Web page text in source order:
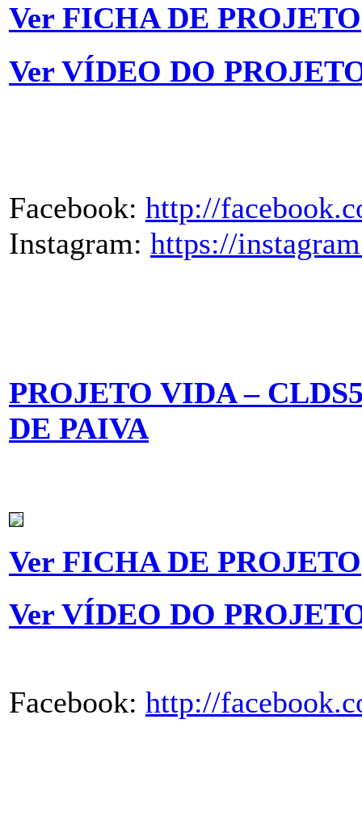
Ver FICHA DE PROJETO
Ver VÍDEO DO
Facebook: http://
Instagram: https://
PROJETO VIDA –
DE PAIVA
Ver FICHA DE PROJETO
Ver VÍDEO DO
Facebook: http://